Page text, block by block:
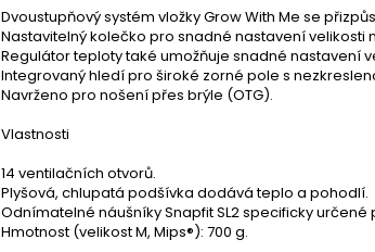
Dvoustupňový systém vložky Grow With Me se
Nastavitelný kolečko pro snadné nastavení velikosti
Regulátor teploty také umožňuje snadné nastavení
Integrovaný hledí pro široké zorné pole s
Navrženo pro nošení přes brýle (OTG).
Vlastnosti
14 ventilačních otvorů.
Plyšová, chlupatá podšívka dodává teplo a pohodlí.
Odnímatelné náušníky Snapfit SL2 specificky
Hmotnost (velikost M, Mips®): 700 g.